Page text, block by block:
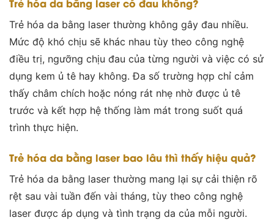
Trẻ hóa da bằng laser thường không gây đau nhiều.
Mức độ khó chịu sẽ khác nhau tùy theo công nghệ
điều trị, ngưỡng chịu đau của từng người và việc có sử
dụng kem ủ tê hay không. Đa số trường hợp chỉ cảm
thấy châm chích hoặc nóng rát nhẹ nhờ được ủ tê
trước và kết hợp hệ thống làm mát trong suốt quá
trình thực hiện.
Trẻ hóa da bằng laser bao lâu thì thấy hiệu quả?
Trẻ hóa da bằng laser thường mang lại sự cải thiện rõ
rệt sau vài tuần đến vài tháng, tùy theo công nghệ
laser được áp dụng và tình trạng da của mỗi người.